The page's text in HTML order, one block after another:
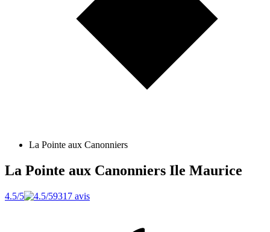
La Pointe aux Canonniers
La Pointe aux Canonniers Ile Maurice
4.5/5 9317 avis